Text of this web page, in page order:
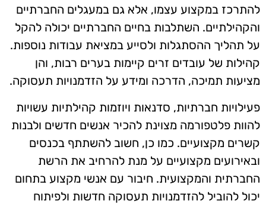
להתרכז במקצוע עצמו, אלא גם במעגלים החברתיים
והקהילתיים. השתלבות בחיים החברתיים יכולה להקל
על תהליך ההסתגלות ולסייע במציאת עבודות נוספות.
קהילות של עובדים זרים קיימות בערים רבות, והן
מציעות תמיכה, הדרכה ומידע על הזדמנויות תעסוקה.
פעילויות חברתיות, סדנאות ויוזמות קהילתיות עשויות
להוות פלטפורמה מצוינת להכיר אנשים חדשים ולבנות
קשרים מקצועיים. כמו כן, חשוב להשתתף בכנסים
ובאירועים מקצועיים על מנת להרחיב את הרשת
החברתית והמקצועית. חיבור עם אנשי מקצוע בתחום
יכול להוביל להזדמנויות תעסוקה חדשות ולפיתוח